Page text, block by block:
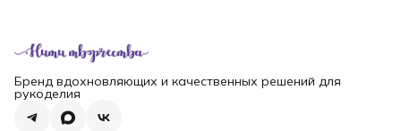
Бренд вдохновляющих и качественных решений для
рукоделия